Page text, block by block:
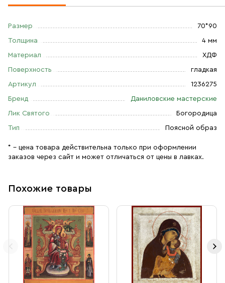
Размер 70*90
Толщина 4 мм
Материал ХДФ
Поверхность гладкая
Артикул 1236275
Бренд Даниловские мастерские
Лик Святого Богородица
Тип Поясной образ
* – цена товара действительна только при оформлении
заказов через сайт и может отличаться от цены в лавках.
Похожие товары